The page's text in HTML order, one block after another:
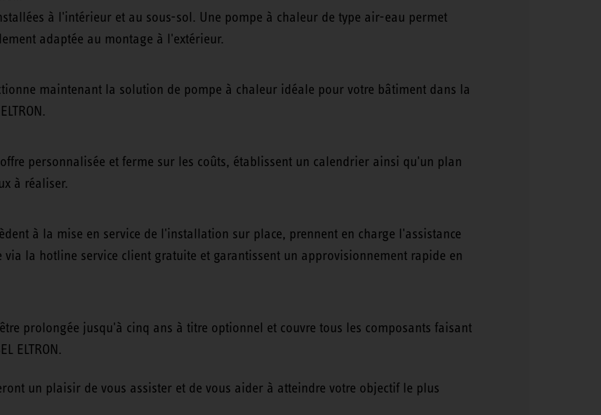
à l'intérieur et au sous-sol. Une pompe à chaleur de type air-eau permet
adaptée au montage à l'extérieur.
maintenant la solution de pompe à chaleur idéale pour votre bâtiment dans la
personnalisée et ferme sur les coûts, établissent un calendrier ainsi qu'un plan
à réaliser.
à la mise en service de l'installation sur place, prennent en charge l'assistance
la hotline service client gratuite et garantissent un approvisionnement rapide en
prolongée jusqu'à cinq ans à titre optionnel et couvre tous les composants faisant
ELTRON.
un plaisir de vous assister et de vous aider à atteindre votre objectif le plus